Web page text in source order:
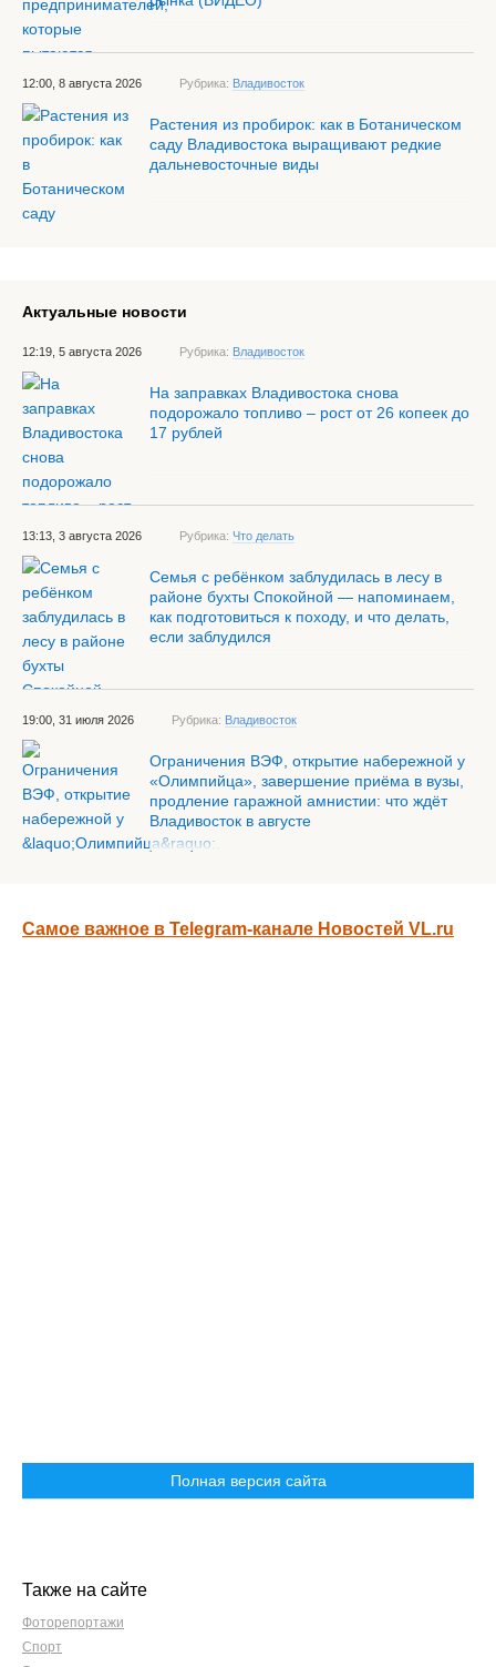
12:00, 8 августа 2026 Рубрика: Владивосток
Растения из пробирок: как в Ботаническом
саду Владивостока выращивают редкие
дальневосточные виды
Актуальные новости
12:19, 5 августа 2026 Рубрика: Владивосток
На заправках Владивостока снова
подорожало топливо – рост от 26 копеек до
17 рублей
13:13, 3 августа 2026 Рубрика: Что делать
Семья с ребёнком заблудилась в лесу в
районе бухты Спокойной — напоминаем,
как подготовиться к походу, и что делать,
если заблудился
19:00, 31 июля 2026 Рубрика: Владивосток
Ограничения ВЭФ, открытие набережной у
«Олимпийца», завершение приёма в вузы,
продление гаражной амнистии: что ждёт
Владивосток в августе
Самое важное в Telegram-канале Новостей VL.ru
Полная версия сайта
Также на сайте
Фоторепортажи
Спорт